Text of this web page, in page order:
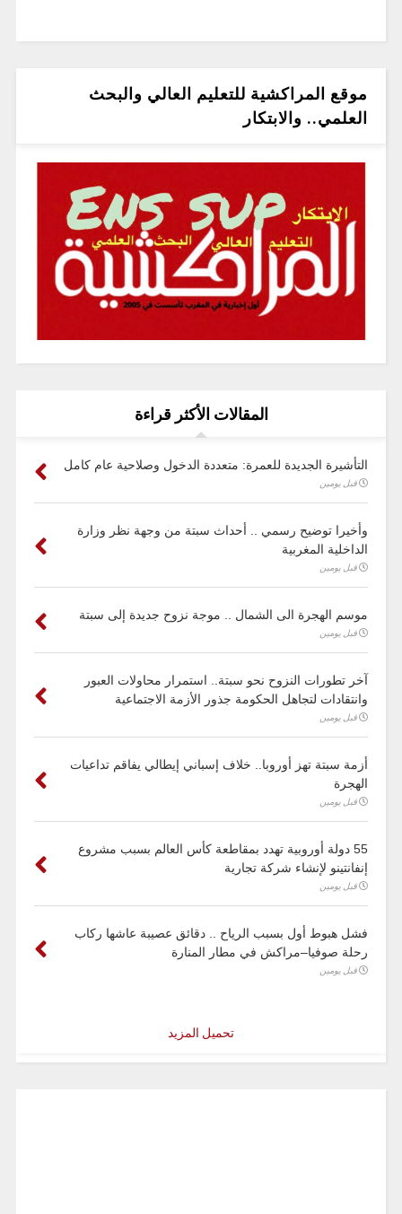
موقع المراكشية للتعليم العالي والبحث
العلمي.. والابتكار
المقالات الأكثر قراءة
التأشيرة الجديدة للعمرة: متعددة الدخول وصلاحية عام كامل
قبل يومين
وأخيرا توضيح رسمي .. أحداث سبتة من وجهة نظر وزارة
الداخلية المغربية
قبل يومين
موسم الهجرة الى الشمال .. موجة نزوح جديدة إلى سبتة
قبل يومين
آخر تطورات النزوح نحو سبتة.. استمرار محاولات العبور
وانتقادات لتجاهل الحكومة جذور الأزمة الاجتماعية
قبل يومين
أزمة سبتة تهز أوروبا.. خلاف إسباني إيطالي يفاقم تداعيات
الهجرة
قبل يومين
55 دولة أوروبية تهدد بمقاطعة كأس العالم بسبب مشروع
إنفانتينو لإنشاء شركة تجارية
قبل يومين
فشل هبوط أول بسبب الرياح .. دقائق عصيبة عاشها ركاب
رحلة صوفيا–مراكش في مطار المنارة
قبل يومين
تحميل المزيد